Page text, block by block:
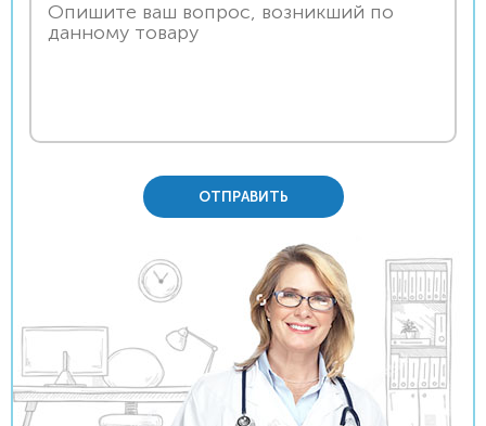
ОТПРАВИТЬ